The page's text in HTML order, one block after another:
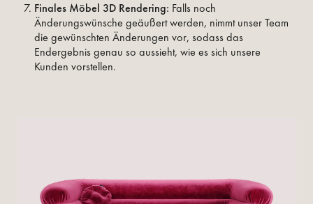
Finales Möbel 3D Rendering: Falls noch
Änderungswünsche geäußert werden, nimmt unser Team
die gewünschten Änderungen vor, sodass das
Endergebnis genau so aussieht, wie es sich unsere
Kunden vorstellen.